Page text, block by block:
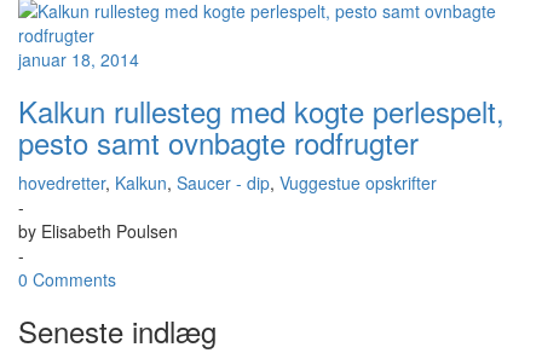
januar 18, 2014
Kalkun rullesteg med kogte perlespelt,
pesto samt ovnbagte rodfrugter
hovedretter, Kalkun, Saucer - dip, Vuggestue opskrifter
-
by Elisabeth Poulsen
-
0 Comments
Seneste indlæg